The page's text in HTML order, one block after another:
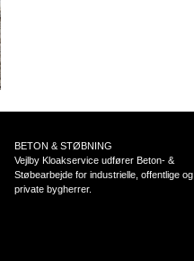
BETON & STØBNING
Vejlby Kloakservice udfører Beton- &
Støbearbejde for industrielle, offentlige og
private bygherrer.